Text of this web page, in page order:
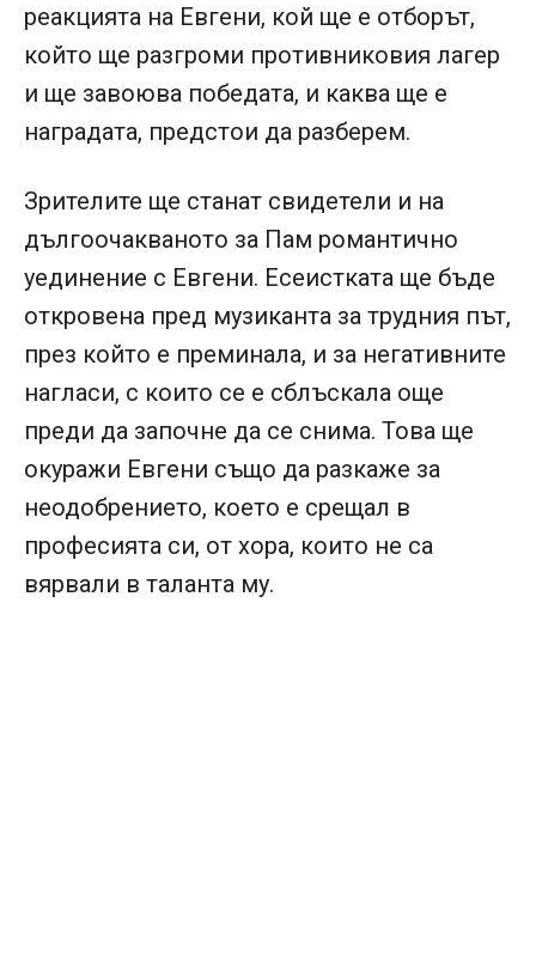
реакцията на Евгени, кой ще е отборът,
който ще разгроми противниковия лагер
и ще завоюва победата, и каква ще е
наградата, предстои да разберем.
Зрителите ще станат свидетели и на
дългоочакваното за Пам романтично
уединение с Евгени. Есеистката ще бъде
откровена пред музиканта за трудния път,
през който е преминала, и за негативните
нагласи, с които се е сблъскала още
преди да започне да се снима. Това ще
окуражи Евгени също да разкаже за
неодобрението, което е срещал в
професията си, от хора, които не са
вярвали в таланта му.